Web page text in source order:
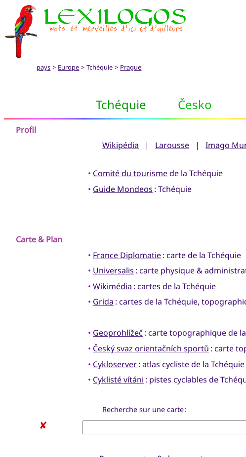
pays > Europe > Tchéquie > Prague
Tchéquie Česko
Profil
Wikipédia | Larousse |Imago
• Comité du tourismede la Tchéquie
• Guide Mondeos : Tchéquie
Carte & Plan
• France Diplomatie: carte de la Tchéquie
• Universalis : carte physique &
• Wikimédia : cartes de la Tchéquie
• Grida : cartes de la Tchéquie,
• Geoprohlížeč : carte topographique de
• Český svaz orientačních sportů : carte
• Cykloserver: atlas cycliste de la
• Cyklisté vítáni : pistes cyclables de
Recherche sur une carte :
✘